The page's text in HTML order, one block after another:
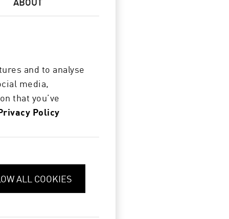
and to analyse
media,
that you’ve
Policy
ALL COOKIES